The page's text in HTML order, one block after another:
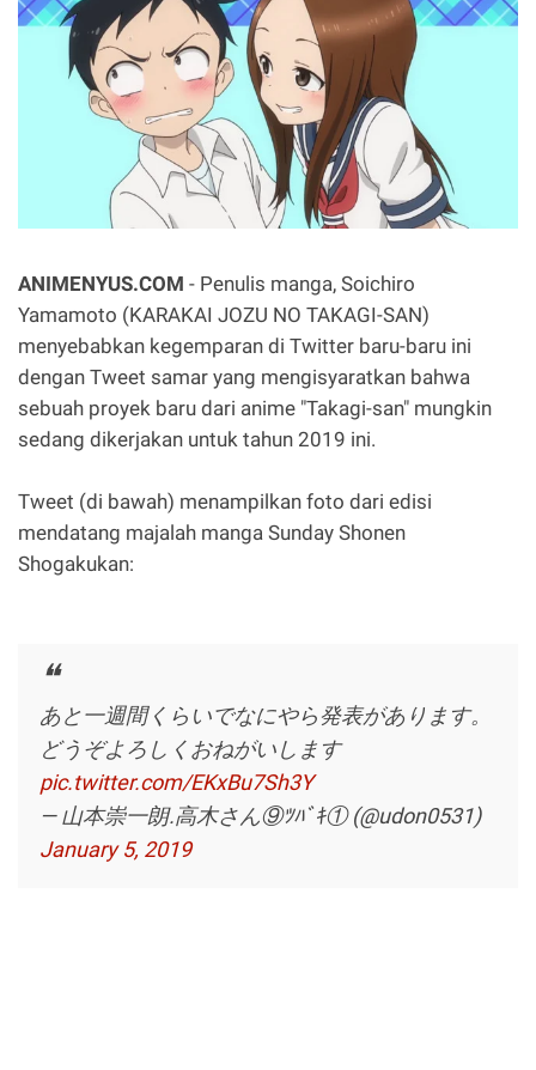
ANIMENYUS.COM - Penulis manga, Soichiro
Yamamoto (KARAKAI JOZU NO TAKAGI-SAN)
menyebabkan kegemparan di Twitter baru-baru ini
dengan Tweet samar yang mengisyaratkan bahwa
sebuah proyek baru dari anime "Takagi-san" mungkin
sedang dikerjakan untuk tahun 2019 ini.
Tweet (di bawah) menampilkan foto dari edisi
mendatang majalah manga Sunday Shonen
Shogakukan:
あと一週間くらいでなにやら発表があります。
どうぞよろしくおねがいします
pic.twitter.com/EKxBu7Sh3Y
— 山本崇一朗.高木さん⑨ﾂﾊﾞｷ① (@udon0531)
January 5, 2019